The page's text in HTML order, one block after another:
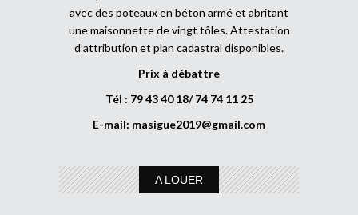
avec des poteaux en béton armé et abritant
une maisonnette de vingt tôles. Attestation
d’attribution et plan cadastral disponibles.
Prix à débattre
Tél : 79 43 40 18/ 74 74 11 25
E-mail: masigue2019@gmail.com
A LOUER